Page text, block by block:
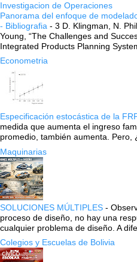
Investigacion de Operaciones
Panorama del enfoque de
- Bibliografia - 3 D. Klingman, N.
Young, “The Challenges and
Integrated Products Planning
Econometria
Especificación estocástica de la
medida que aumenta el ingreso
promedio, también aumenta. Pero,
Maquinarias
SOLUCIONES MÚLTIPLES -
proceso de diseño, no hay una
cualquier problema de diseño. A
Colegios y Escuelas de Bolivia